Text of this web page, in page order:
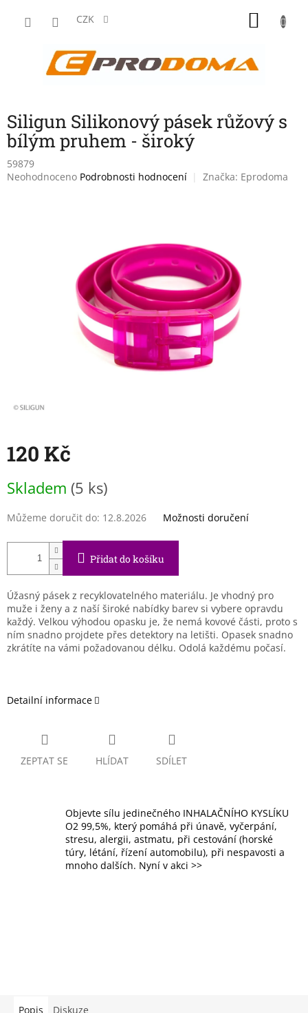
CZK
Siligun Silikonový pásek růžový s
bílým pruhem - široký
59879
Průměrné
Neohodnoceno Podrobnosti hodnocení Značka: Eprodoma
120 Kč
cena:
Skladem (5 ks)
Můžeme doručit do: 12.8.2026 Možnosti doručení
Přidat do košíku
Úžasný pásek z recyklovatelného materiálu. Je vhodný pro
muže i ženy a z naší široké nabídky barev si vybere opravdu
každý. Velkou výhodou opasku je, že nemá kovové části, proto s
ním snadno projdete přes detektory na letišti. Opasek snadno
zkrátíte na vámi požadovanou délku. Odolá každému počasí.
Detailní informace
ZEPTAT SE HLÍDAT SDÍLET
Objevte sílu jedinečného INHALAČNÍHO KYSLÍKU
O2 99,5%, který pomáhá při únavě, vyčerpání,
stresu, alergii, astmatu, při cestování (horské
túry, létání, řízení automobilu), při nespavosti a
mnoho dalších. Nyní v akci >>
Popis Diskuze